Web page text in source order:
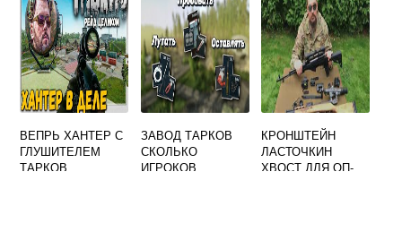
ВЕПРЬ ХАНТЕР С
ГЛУШИТЕЛЕМ
ТАРКОВ
ЗАВОД ТАРКОВ
СКОЛЬКО
ИГРОКОВ
КРОНШТЕЙН
ЛАСТОЧКИН
ХВОСТ ДЛЯ ОП-